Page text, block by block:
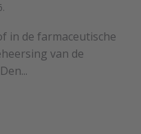
in de farmaceutische
van de